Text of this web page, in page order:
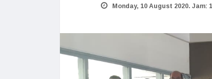
Monday, 10 August 2020. Jam: